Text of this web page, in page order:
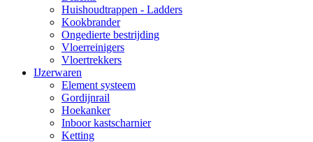
Huishoudtrappen - Ladders
Kookbrander
Ongedierte bestrijding
Vloerreinigers
Vloertrekkers
IJzerwaren
Element systeem
Gordijnrail
Hoekanker
Inboor kastscharnier
Ketting